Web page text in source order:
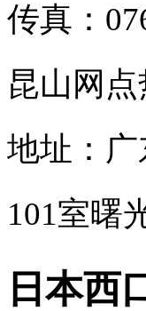
传真：
昆山网点
地址：
101室曙
日本西